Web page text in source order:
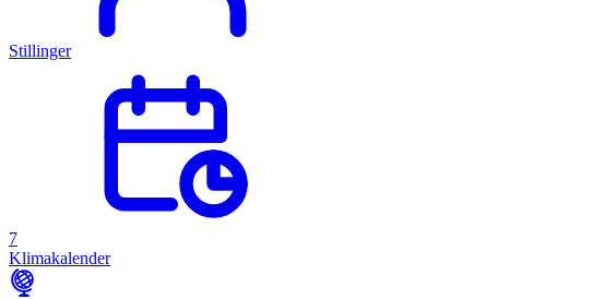
Stillinger
7
Klimakalender